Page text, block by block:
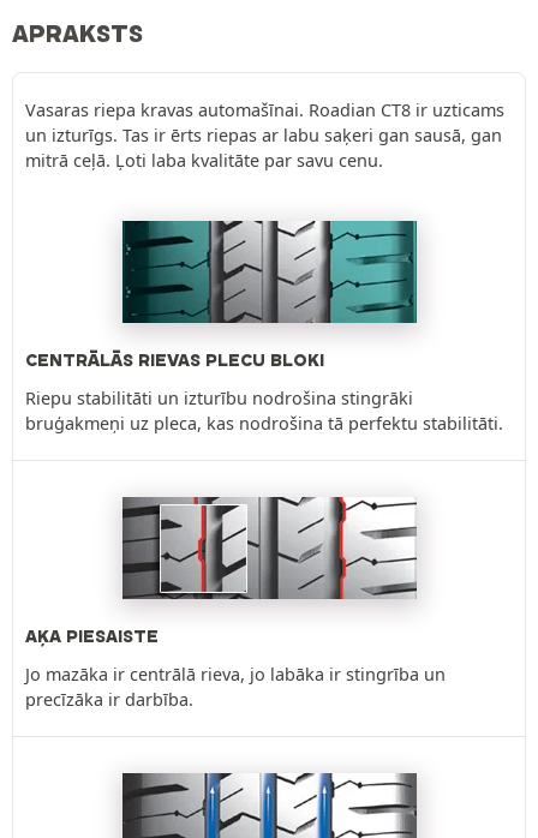
APRAKSTS
Vasaras riepa kravas automašīnai. Roadian CT8 ir uzticams
un izturīgs. Tas ir ērts riepas ar labu saķeri gan sausā, gan
mitrā ceļā. Ļoti laba kvalitāte par savu cenu.
CENTRĀLĀS RIEVAS PLECU BLOKI
Riepu stabilitāti un izturību nodrošina stingrāki
bruģakmeņi uz pleca, kas nodrošina tā perfektu stabilitāti.
AĶA PIESAISTE
Jo mazāka ir centrālā rieva, jo labāka ir stingrība un
precīzāka ir darbība.